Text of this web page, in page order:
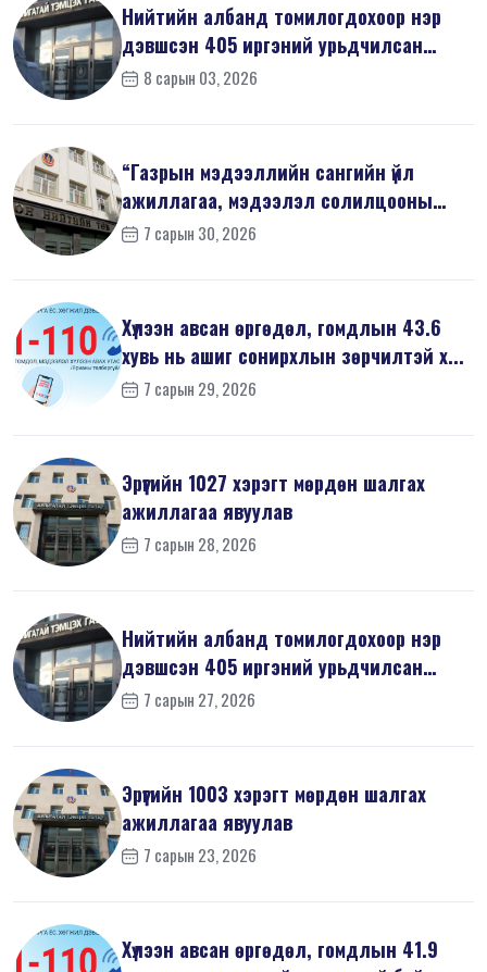
Нийтийн албанд томилогдохоор нэр
дэвшсэн 405 иргэний урьдчилсан
мэдүүл...
8 сарын 03, 2026
“Газрын мэдээллийн сангийн үйл
ажиллагаа, мэдээлэл солилцооны
журам”-...
7 сарын 30, 2026
Хүлээн авсан өргөдөл, гомдлын 43.6
хувь нь ашиг сонирхлын зөрчилтэй х...
7 сарын 29, 2026
Эрүүгийн 1027 хэрэгт мөрдөн шалгах
ажиллагаа явуулав
7 сарын 28, 2026
Нийтийн албанд томилогдохоор нэр
дэвшсэн 405 иргэний урьдчилсан
мэдүүл...
7 сарын 27, 2026
Эрүүгийн 1003 хэрэгт мөрдөн шалгах
ажиллагаа явуулав
7 сарын 23, 2026
Хүлээн авсан өргөдөл, гомдлын 41.9